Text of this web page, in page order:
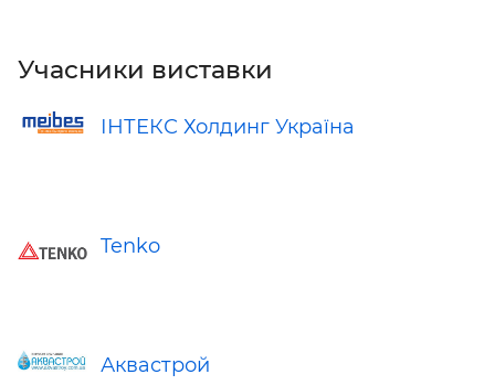
Учасники виставки
ІНТЕКС Холдинг Україна
Tenko
Аквастрой